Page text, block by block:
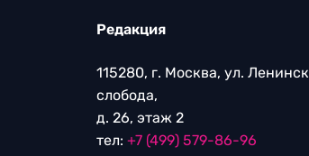
Редакция
115280, г. Москва, ул.
слобода,
д. 26, этаж 2
тел: +7 (499) 579-86-96